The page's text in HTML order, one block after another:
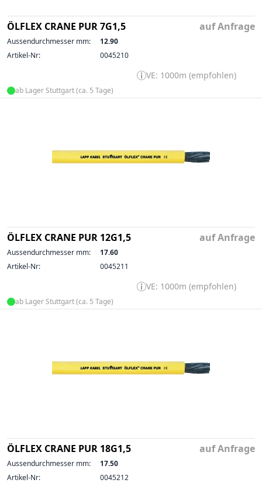
ÖLFLEX CRANE PUR 7G1,5 auf Anfrage
Aussendurchmesser mm:
12.90
Artikel-Nr:
0045210
VE: 1000m (empfohlen)
ab Lager Stuttgart (ca. 5 Tage)
ÖLFLEX CRANE PUR 12G1,5 auf Anfrage
Aussendurchmesser mm:
17.60
Artikel-Nr:
0045211
VE: 1000m (empfohlen)
ab Lager Stuttgart (ca. 5 Tage)
ÖLFLEX CRANE PUR 18G1,5 auf Anfrage
Aussendurchmesser mm:
17.50
Artikel-Nr:
0045212